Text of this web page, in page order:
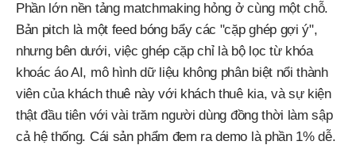
Phần lớn nền tảng matchmaking hỏng ở cùng một chỗ.
Bản pitch là một feed bóng bẩy các "cặp ghép gợi ý",
nhưng bên dưới, việc ghép cặp chỉ là bộ lọc từ khóa
khoác áo AI, mô hình dữ liệu không phân biệt nổi thành
viên của khách thuê này với khách thuê kia, và sự kiện
thật đầu tiên với vài trăm người dùng đồng thời làm sập
cả hệ thống. Cái sản phẩm đem ra demo là phần 1% dễ.